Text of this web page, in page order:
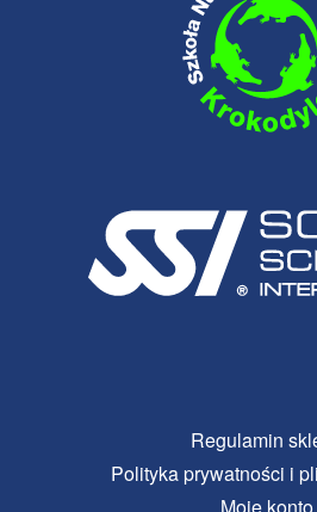
Regulamin
Polityka prywatności i